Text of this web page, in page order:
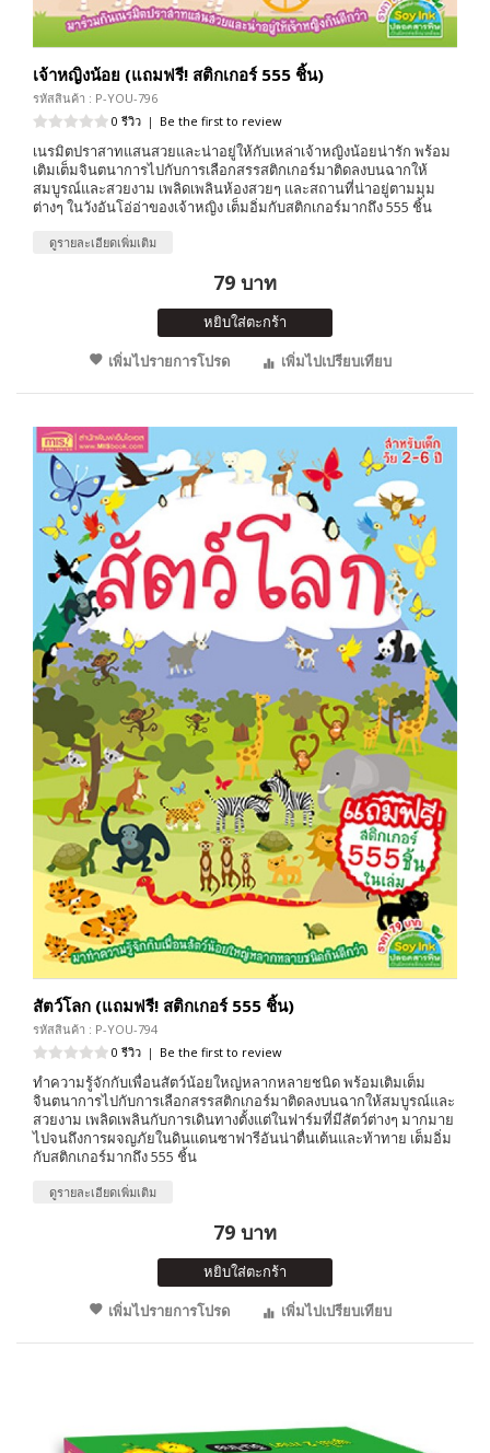
เจ้าหญิงน้อย (แถมฟรี! สติกเกอร์ 555 ชิ้น)
รหัสสินค้า : P-YOU-796
0 รีวิว | Be the first to review
เนรมิตปราสาทแสนสวยและน่าอยู่ให้กับเหล่าเจ้าหญิงน้อยน่ารัก พร้อม
เติมเต็มจินตนาการไปกับการเลือกสรรสติกเกอร์มาติดลงบนฉากให้
สมบูรณ์และสวยงาม เพลิดเพลินห้องสวยๆ และสถานที่น่าอยู่ตามมุม
ต่างๆ ในวังอันโอ่อ่าของเจ้าหญิง เต็มอิ่มกับสติกเกอร์มากถึง 555 ชิ้น
ดูรายละเอียดเพิ่มเติม
79 บาท
หยิบใส่ตะกร้า
เพิ่มไปรายการโปรด
เพิ่มไปเปรียบเทียบ
สัตว์โลก (แถมฟรี! สติกเกอร์ 555 ชิ้น)
รหัสสินค้า : P-YOU-794
0 รีวิว | Be the first to review
ทำความรู้จักกับเพื่อนสัตว์น้อยใหญ่หลากหลายชนิด พร้อมเติมเต็ม
จินตนาการไปกับการเลือกสรรสติกเกอร์มาติดลงบนฉากให้สมบูรณ์และ
สวยงาม เพลิดเพลินกับการเดินทางตั้งแต่ในฟาร์มที่มีสัตว์ต่างๆ มากมาย
ไปจนถึงการผจญภัยในดินแดนซาฟารีอันน่าตื่นเต้นและท้าทาย เต็มอิ่ม
กับสติกเกอร์มากถึง 555 ชิ้น
ดูรายละเอียดเพิ่มเติม
79 บาท
หยิบใส่ตะกร้า
เพิ่มไปรายการโปรด
เพิ่มไปเปรียบเทียบ